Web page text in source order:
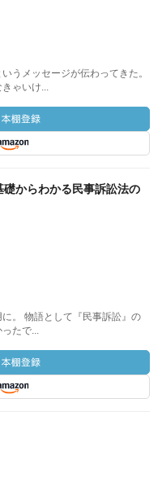
うメッセージが伝わってきた。
ゃいけ...
からわかる民事訴訟法の
。 物語として『民事訴訟』の
たで...